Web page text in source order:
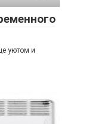
уютом и